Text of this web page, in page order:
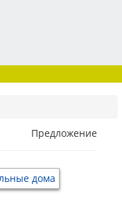
Предложение